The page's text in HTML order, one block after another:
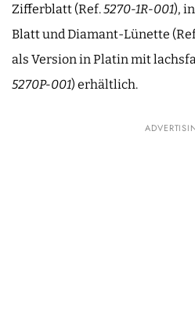
Zifferblatt (Ref.5270-1R-001),
Blatt und Diamant-Lünette
als Version in Platin mit
5270P-001) erhältlich.